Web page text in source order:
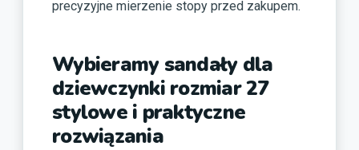
precyzyjne mierzenie stopy przed zakupem.
Wybieramy sandały dla
dziewczynki rozmiar 27
stylowe i praktyczne
rozwiązania